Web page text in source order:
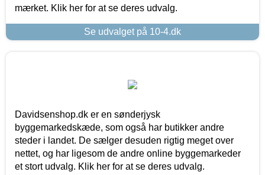
mærket. Klik her for at se deres udvalg.
Se udvalget på 10-4.dk
Davidsenshop.dk er en sønderjysk
byggemarkedskæde, som også har butikker andre
steder i landet. De sælger desuden rigtig meget over
nettet, og har ligesom de andre online byggemarkeder
et stort udvalg. Klik her for at se deres udvalg.